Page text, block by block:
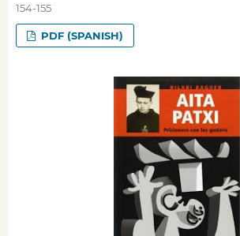
154-155
PDF (SPANISH)